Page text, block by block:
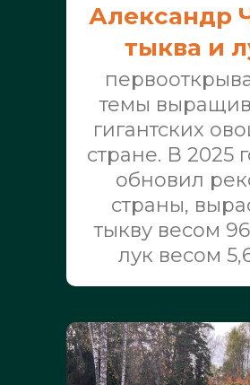
Александр
тыква и
темы
гигантских
стране. В 2025
обновил
страны,
тыкву весом
лук весом